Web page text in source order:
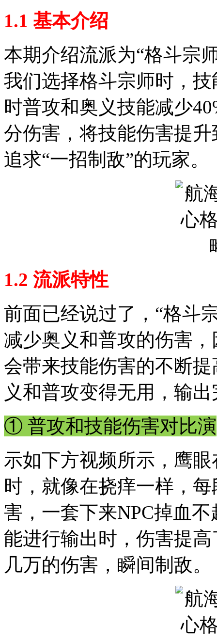
1.1 基本介绍
本期介绍流派为“格斗宗
我们选择格斗宗师时，
时普攻和奥义技能减少
分伤害，将技能伤害提
追求“一招制敌”的玩家。
1.2 流派特性
前面已经说过了，“格斗
减少奥义和普攻的伤害
会带来技能伤害的不断
义和普攻变得无用，输
① 普攻和技能伤害对比演
示如下方视频所示，鹰
时，就像在挠痒一样，
害，一套下来NPC掉血
能进行输出时，伤害提
几万的伤害，瞬间制敌。